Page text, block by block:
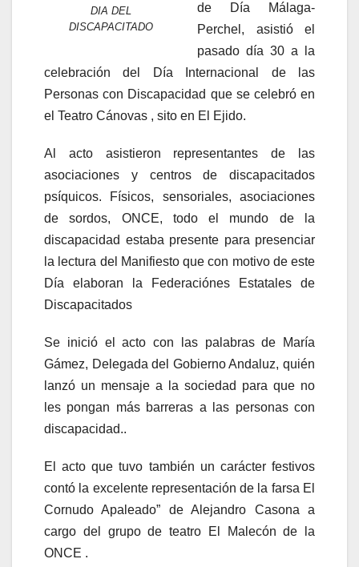
DIA DEL
DISCAPACITADO
de Día Málaga-
Perchel, asistió el
pasado día 30 a la
celebración del Día Internacional de las
Personas con Discapacidad que se celebró en
el Teatro Cánovas , sito en El Ejido.
Al acto asistieron representantes de las
asociaciones y centros de discapacitados
psíquicos. Físicos, sensoriales, asociaciones
de sordos, ONCE, todo el mundo de la
discapacidad estaba presente para presenciar
la lectura del Manifiesto que con motivo de este
Día elaboran la Federaciónes Estatales de
Discapacitados
Se inició el acto con las palabras de María
Gámez, Delegada del Gobierno Andaluz, quién
lanzó un mensaje a la sociedad para que no
les pongan más barreras a las personas con
discapacidad..
El acto que tuvo también un carácter festivos
contó la excelente representación de la farsa El
Cornudo Apaleado” de Alejandro Casona a
cargo del grupo de teatro El Malecón de la
ONCE .